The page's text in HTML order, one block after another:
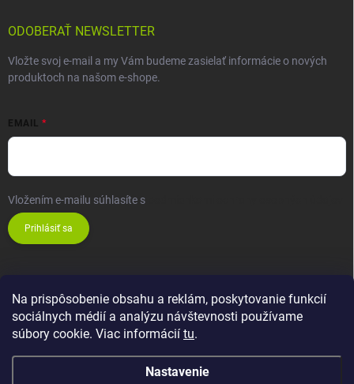
Na prispôsobenie obsahu a reklám, poskytovanie funkcií
sociálnych médií a analýzu návštevnosti používame
súbory cookie. Viac informácií tu.
Nastavenie
ODOBERAŤ NEWSLETTER
Vložte svoj e-mail a my Vám budeme zasielať informácie o nových
produktoch na našom e-shope.
EMAIL
Vložením e-mailu súhlasíte s
Prihlásiť sa